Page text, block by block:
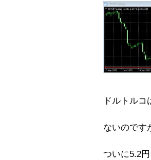
ドルトル
ないのです
ついに5.2